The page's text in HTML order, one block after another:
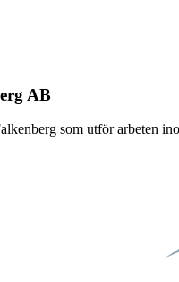
AB
som utför arbeten